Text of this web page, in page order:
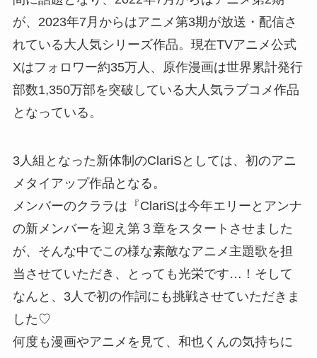
が、2023年7月からはアニメ第3期が放送・配信さ
れている大人気シリーズ作品。現在TVアニメ公式
Xはフォロワー約35万人、原作漫画は世界累計発行
部数1,350万部を突破している大人気ラブコメ作品
となっている。
3人組となった新体制のClariSとしては、初のアニ
メタイアップ作品となる。
メンバーのクララは『ClariSは今年エリーとアンナ
の新メンバーを迎え第３章をスタートさせました
が、そんな中でこの様な素敵なアニメ主題歌を担
当させていただき、とっても光栄です…！そして
なんと、3人で初の作詞にも挑戦させていただきま
した♡
何度も漫画やアニメを見て、和也くんの気持ちに